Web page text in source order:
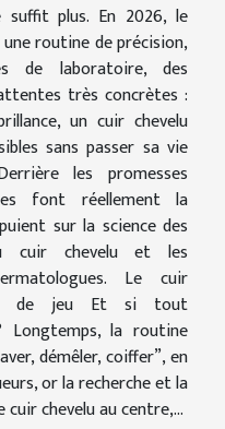
suffit plus. En 2026, le
une routine de précision,
de laboratoire, des
très concrètes :
un cuir chevelu
sans passer sa vie
les promesses
font réellement la
sur la science des
cuir chevelu et les
Le cuir
de jeu Et si tout
la routine
démêler, coiffer”, en
or la recherche et la
chevelu au centre,...